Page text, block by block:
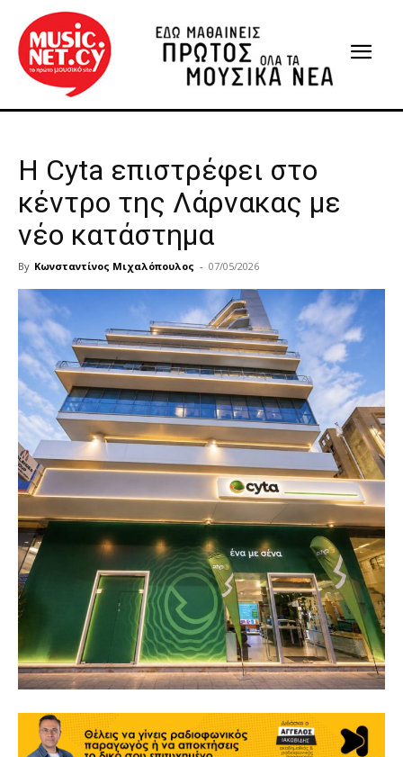
Η Cyta επιστρέφει στο
κέντρο της Λάρνακας με
νέο κατάστημα
By Κωνσταντίνος Μιχαλόπουλος - 07/05/2026